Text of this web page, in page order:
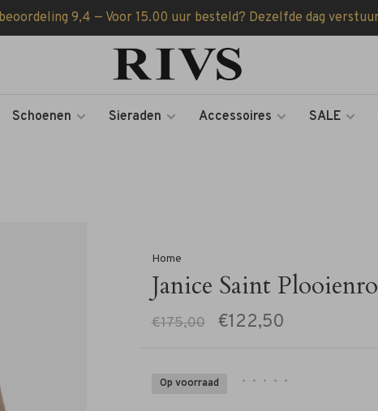
9,4 — Voor 15.00 uur besteld? Dezelfde dag
Schoenen Sieraden Accessoires SALE
Home
Janice Saint
€175,00 €122,50
Op voorraad • • • • •